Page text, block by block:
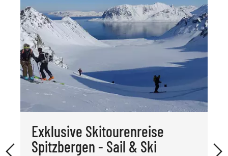
Exklusive Skitourenreise
Spitzbergen - Sail & Ski